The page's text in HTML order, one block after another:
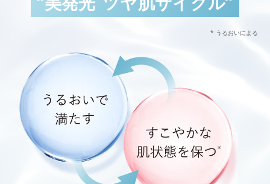
* うるおいによる